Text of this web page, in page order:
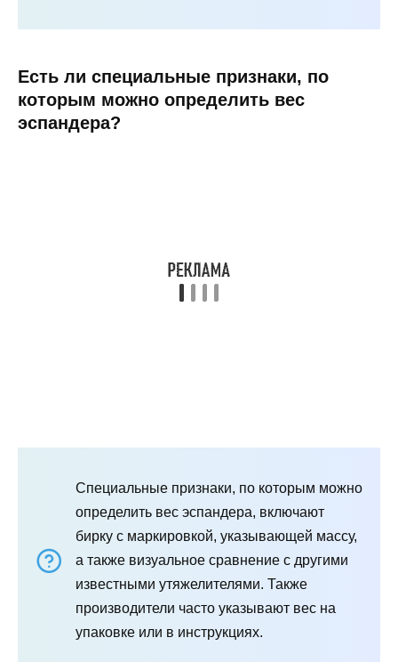
Есть ли специальные признаки, по
которым можно определить вес
эспандера?
Специальные признаки, по которым можно
определить вес эспандера, включают
бирку с маркировкой, указывающей массу,
а также визуальное сравнение с другими
известными утяжелителями. Также
производители часто указывают вес на
упаковке или в инструкциях.